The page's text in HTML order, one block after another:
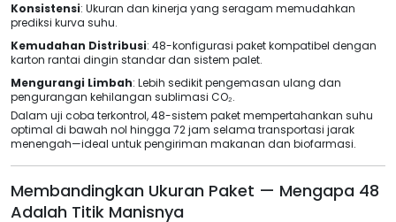
Konsistensi: Ukuran dan kinerja yang seragam memudahkan
prediksi kurva suhu.
Kemudahan Distribusi: 48-konfigurasi paket kompatibel dengan
karton rantai dingin standar dan sistem palet.
Mengurangi Limbah: Lebih sedikit pengemasan ulang dan
pengurangan kehilangan sublimasi CO₂.
Dalam uji coba terkontrol, 48-sistem paket mempertahankan suhu
optimal di bawah nol hingga 72 jam selama transportasi jarak
menengah—ideal untuk pengiriman makanan dan biofarmasi.
Membandingkan Ukuran Paket — Mengapa 48
Adalah Titik Manisnya